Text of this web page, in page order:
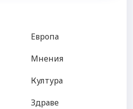
Европа
Мнения
Култура
Здраве